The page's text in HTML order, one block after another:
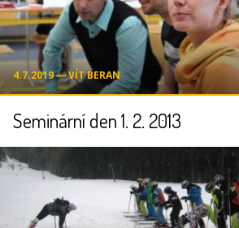
4.7.2019 ― VÍT BERAN
Seminární den 1. 2. 2013